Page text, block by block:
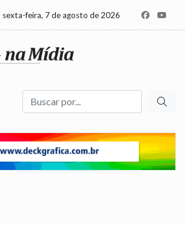
sexta-feira, 7 de agosto de 2026
Buscar